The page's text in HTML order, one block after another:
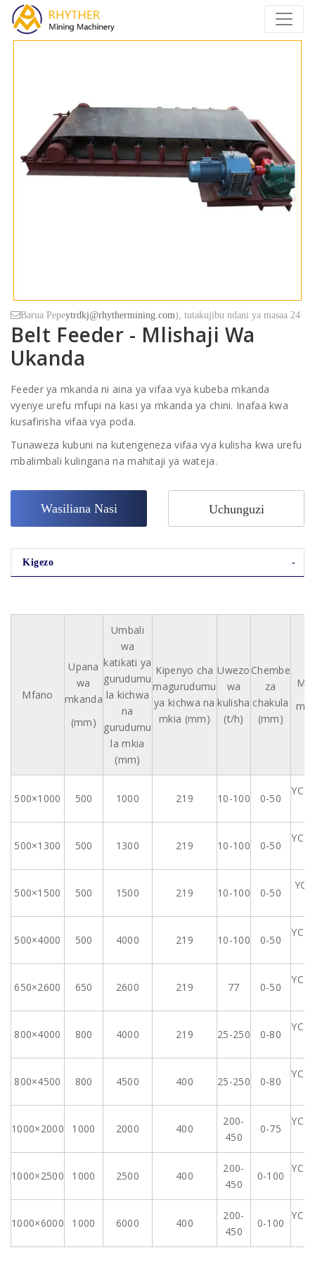
Barua Pepeytrdkj@rhythermining.com), tutakujibu ndani ya masaa 24
Belt Feeder - Mlishaji Wa
Ukanda
Feeder ya mkanda ni aina ya vifaa vya kubeba mkanda
vyenye urefu mfupi na kasi ya mkanda ya chini. Inafaa kwa
kusafirisha vifaa vya poda.
Tunaweza kubuni na kutengeneza vifaa vya kulisha kwa urefu
mbalimbali kulingana na mahitaji ya wateja.
Wasiliana Nasi Uchunguzi
Kigezo
Mfano
Upana
wa
mkanda
(mm)
Umbali
wa
katikati ya
gurudumu
la kichwa
na
gurudumu
la mkia
(mm)
Kipenyo cha
magurudumu
ya kichwa na
mkia (mm)
Uwezo
wa
kulisha
(t/h)
Chembe
za
chakula
(mm)
500×1000 500 1000 219 10-100 0-50
500×1300 500 1300 219 10-100 0-50
500×1500 500 1500 219 10-100 0-50
500×4000 500 4000 219 10-100 0-50
650×2600 650 2600 219 77 0-50
800×4000 800 4000 219 25-250 0-80
800×4500 800 4500 400 25-250 0-80
1000×2000 1000 2000 400
200-
450
0-75
1000×2500 1000 2500 400
200-
450
0-100
1000×6000 1000 6000 400
200-
450
0-100